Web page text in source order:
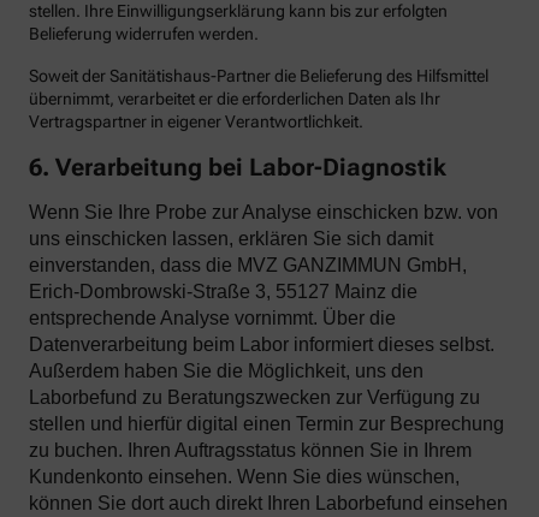
stellen. Ihre Einwilligungserklärung kann bis zur erfolgten
Belieferung widerrufen werden.
Soweit der Sanitätishaus-Partner die Belieferung des Hilfsmittel
übernimmt, verarbeitet er die erforderlichen Daten als Ihr
Vertragspartner in eigener Verantwortlichkeit.
6. Verarbeitung bei Labor-Diagnostik
Wenn Sie Ihre Probe zur Analyse einschicken bzw. von
uns einschicken lassen, erklären Sie sich damit
einverstanden, dass die MVZ GANZIMMUN GmbH,
Erich-Dombrowski-Straße 3, 55127 Mainz die
entsprechende Analyse vornimmt. Über die
Datenverarbeitung beim Labor informiert dieses selbst.
Außerdem haben Sie die Möglichkeit, uns den
Laborbefund zu Beratungszwecken zur Verfügung zu
stellen und hierfür digital einen Termin zur Besprechung
zu buchen. Ihren Auftragsstatus können Sie in Ihrem
Kundenkonto einsehen. Wenn Sie dies wünschen,
können Sie dort auch direkt Ihren Laborbefund einsehen